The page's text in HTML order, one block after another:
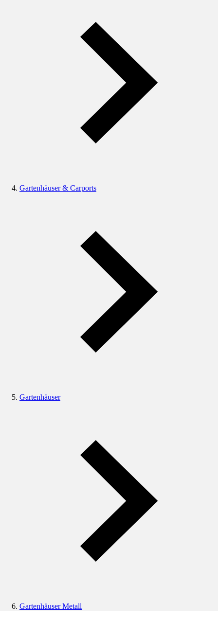
Gartenhäuser & Carports
Gartenhäuser
Gartenhäuser Metall